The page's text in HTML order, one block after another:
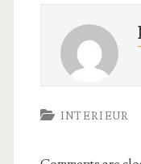
INTERIEUR